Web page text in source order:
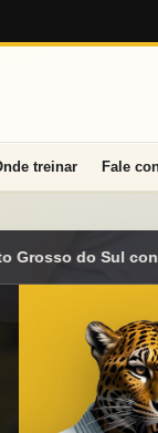
treinar Fale
e alcança o